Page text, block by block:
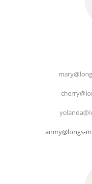
anmy@longs-